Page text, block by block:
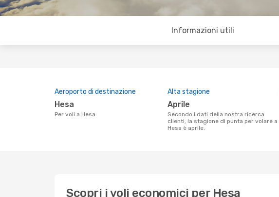
Informazioni utili
Aeroporto di destinazione
Hesa
Per voli a Hesa
Alta stagione
aprile
Secondo i dati della nostra ricerca
clienti, la stagione di punta per volare a
Hesa è aprile.
Scopri i voli economici per Hesa